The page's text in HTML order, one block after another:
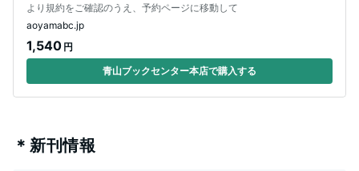
より規約をご確認のうえ、予約ページに移動して
aoyamabc.jp
1,540 円
青山ブックセンター本店で購入する
＊新刊情報